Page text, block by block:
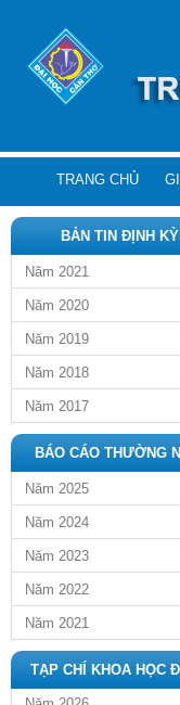
TRANG CHỦ
BẢN TIN ĐỊNH KỲ
Năm 2021
Năm 2020
Năm 2019
Năm 2018
Năm 2017
BÁO CÁO THƯỜNG
Năm 2025
Năm 2024
Năm 2023
Năm 2022
Năm 2021
TẠP CHÍ KHOA HỌC